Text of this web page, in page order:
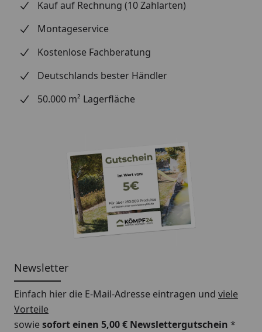
Holzart:
Sortierung:
authentic
Oberflächenveredelung:
ultramattlackiert
Struktur:
umlaufende
Microfuge
Grundfarbe:
braun
Gesamtstärke:
Stärke Nutzschicht:
Deckmaß:
Kauf auf Rechnung (10 Zahlarten)
Montageservice
Kostenlose Fachberatung
Deutschlands bester Händler
50.000 m² Lagerfläche
Newsletter
Einfach hier die E-Mail-Adresse eintragen und viele
Vorteile
sowiesofort einen 5,00 € Newslettergutschein *